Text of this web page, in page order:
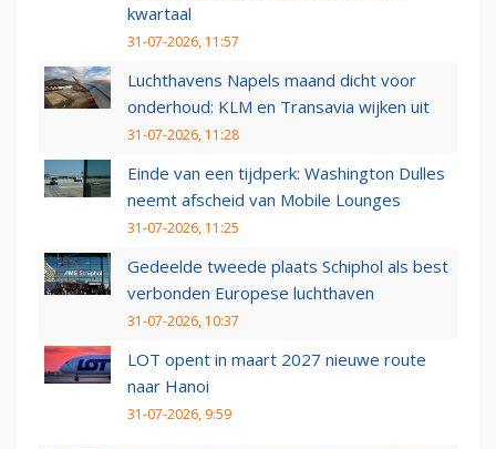
kwartaal
31-07-2026, 11:57
Luchthavens Napels maand dicht voor
onderhoud: KLM en Transavia wijken uit
31-07-2026, 11:28
Einde van een tijdperk: Washington Dulles
neemt afscheid van Mobile Lounges
31-07-2026, 11:25
Gedeelde tweede plaats Schiphol als best
verbonden Europese luchthaven
31-07-2026, 10:37
LOT opent in maart 2027 nieuwe route
naar Hanoi
31-07-2026, 9:59